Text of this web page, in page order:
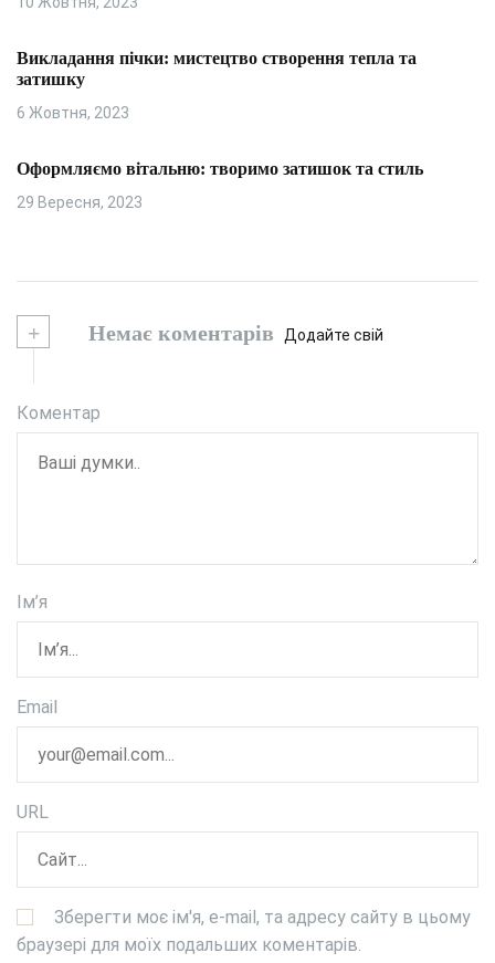
Викладання пічки: мистецтво створення тепла та
затишку
6 Жовтня, 2023
Оформляємо вітальню: творимо затишок та стиль
29 Вересня, 2023
+ Немає коментарів Додайте свій
Коментар
Ім’я
Email
URL
Зберегти моє ім'я, e-mail, та адресу сайту в цьому
браузері для моїх подальших коментарів.